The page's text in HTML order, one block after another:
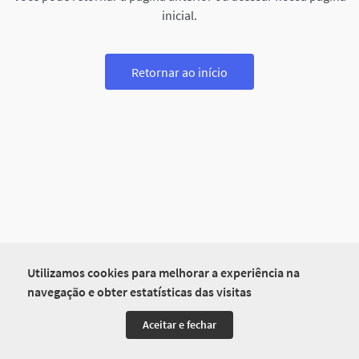
Utilizamos cookies para melhorar a experiência na
navegação e obter estatísticas das visitas
Aceitar e fechar
inicial.
Retornar ao início